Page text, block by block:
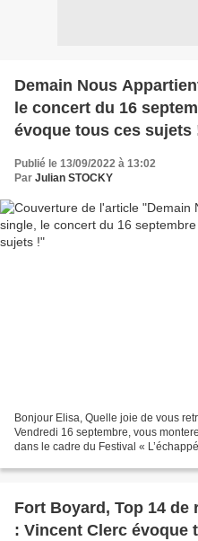
Demain Nous
le concert du 16
évoque tous ces sujets
Publié le 13/09/2022 à 13:02
Par Julian STOCKY
Bonjour Elisa, Quelle joie de vous
Vendredi 16 septembre, vous
dans le cadre du Festival «
Fort Boyard, Top 14 de
: Vincent Clerc évoque